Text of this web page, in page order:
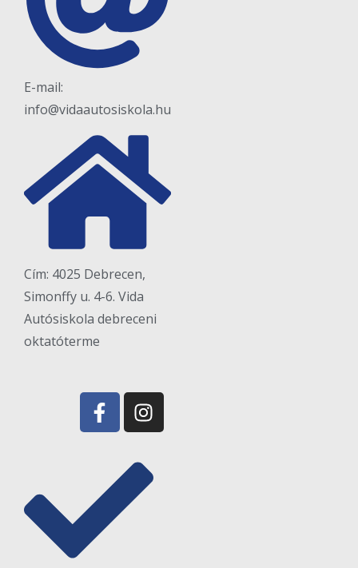
E-mail:
info@vidaautosiskola.hu
Cím: 4025 Debrecen,
Simonffy u. 4-6. Vida
Autósiskola debreceni
oktatóterme